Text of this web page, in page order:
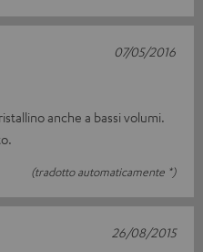
anche a bassi volumi.
(tradotto automaticamente *)
07/05/2016
26/08/2015